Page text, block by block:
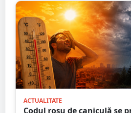
ACTUALITATE
Codul roșu de caniculă se